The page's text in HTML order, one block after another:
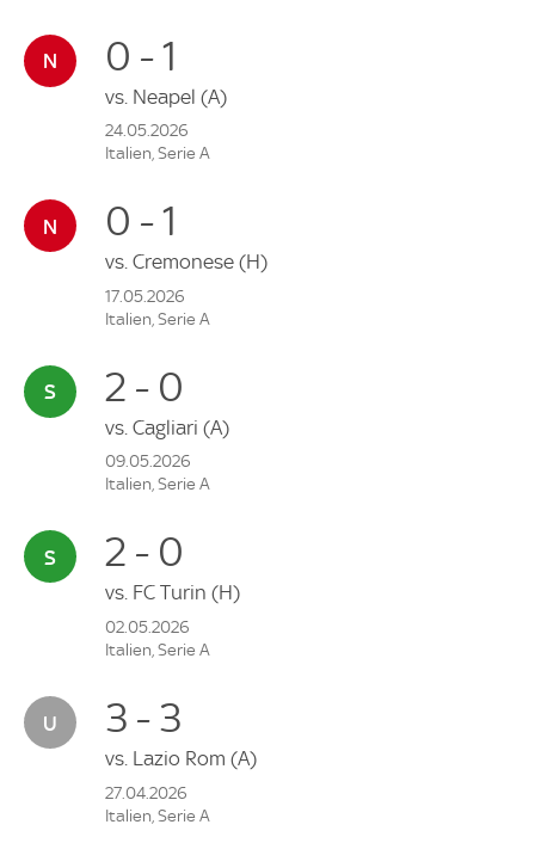
0 - 1
vs. Neapel (A)
24.05.2026
Italien, Serie A
0 - 1
vs. Cremonese (H)
17.05.2026
Italien, Serie A
2 - 0
vs. Cagliari (A)
09.05.2026
Italien, Serie A
2 - 0
vs. FC Turin (H)
02.05.2026
Italien, Serie A
3 - 3
vs. Lazio Rom (A)
27.04.2026
Italien, Serie A